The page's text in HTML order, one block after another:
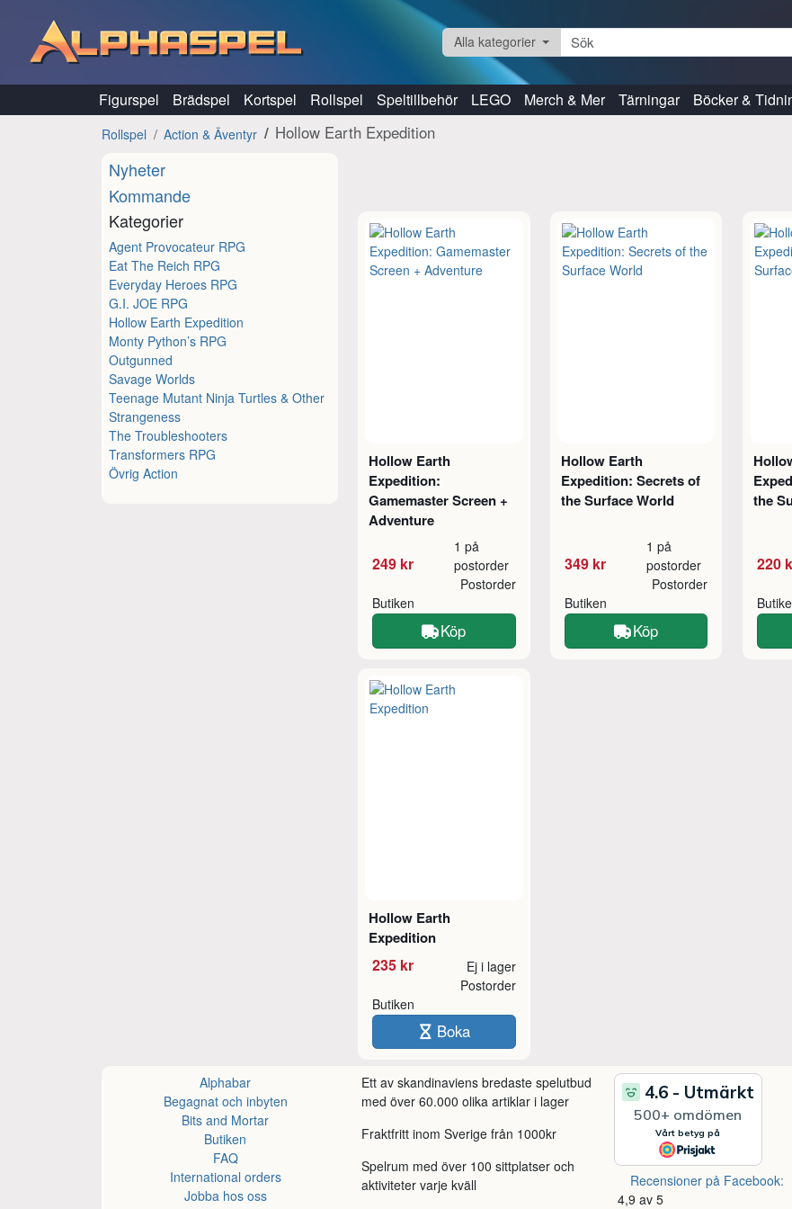
Alla kategorier
Figurspel Brädspel Kortspel Rollspel Speltillbehör LEGO Merch & Mer Tärningar Böcker &
Rollspel Action & Äventyr Hollow Earth Expedition
Nyheter
Kommande
Kategorier
Agent Provocateur RPG
Eat The Reich RPG
Everyday Heroes RPG
G.I. JOE RPG
Hollow Earth Expedition
Monty Python’s RPG
Outgunned
Savage Worlds
Teenage Mutant Ninja Turtles & Other
Strangeness
The Troubleshooters
Transformers RPG
Övrig Action
Hollow Earth
Expedition:
Gamemaster Screen +
Adventure
249 kr
1 på
postorder
Butiken
Postorder
Köp
Hollow Earth
Expedition: Secrets of
the Surface World
349 kr
1 på
postorder
Butiken
Postorder
Köp
the
220
Hollow Earth
Expedition
235 kr Ej i lager
Butiken
Postorder
Boka
Alphabar
Begagnat och inbyten
Bits and Mortar
Butiken
FAQ
International orders
Jobba hos oss
Ett av skandinaviens bredaste spelutbud
med över 60.000 olika artiklar i lager
Fraktfritt inom Sverige från 1000kr
Spelrum med över 100 sittplatser och
aktiviteter varje kväll
Recensioner på Facebook:
4,9 av 5